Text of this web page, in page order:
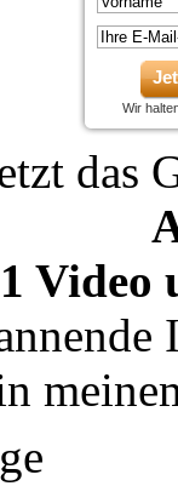
Wir
das
1 Video